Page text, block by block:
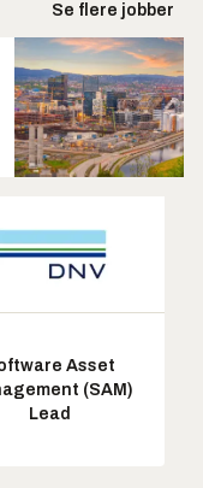
Se flere jobber
Asset
(SAM)
Lead